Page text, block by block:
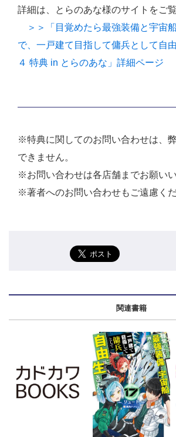
詳細は、とらのあな様のサイトをご覧
＞＞「目覚めたら最強装備と宇宙
で、一戸建て目指して傭兵として自
４ 特典 in とらのあな」詳細ページ
※特典に関してのお問い合わせは、
できません。
※お問い合わせは各店舗までお願いい
※著者へのお問い合わせもご遠慮くだ
関連書籍